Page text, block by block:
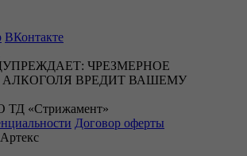
ВКонтакте
ЧРЕЗМЕРНОЕ
АЛКОГОЛЯ ВРЕДИТ ВАШЕМУ
«Стрижамент»
Договор оферты
Артекс